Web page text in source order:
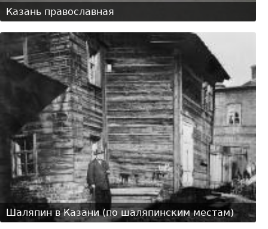
Казань православная
Шаляпин в Казани (по шаляпинским местам)